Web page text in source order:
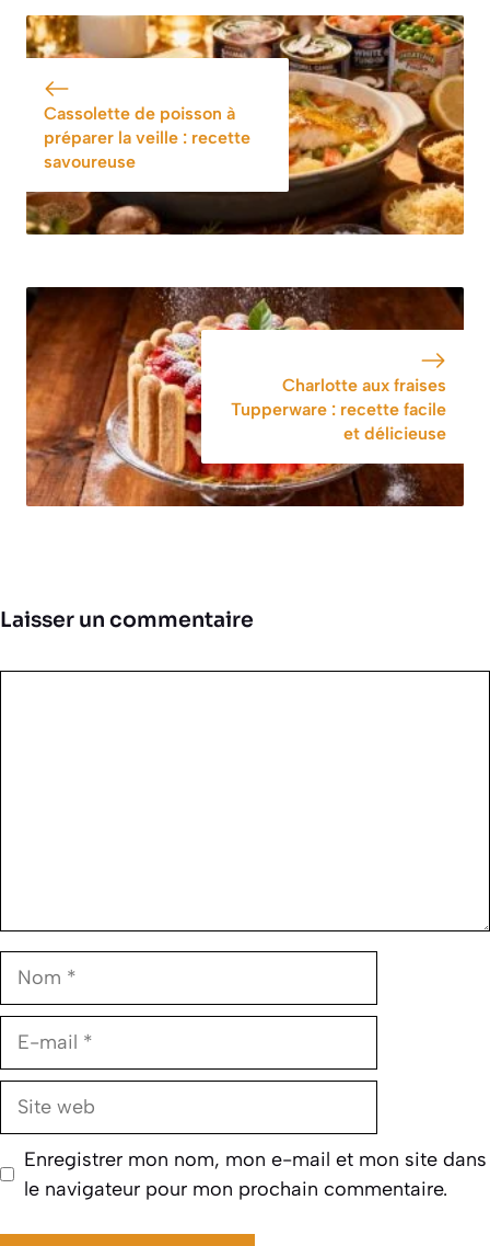
mère : recette
authentique et
savoureuse
macaron à
l’ancienne
Cassolette de poisson à
préparer la veille : recette
savoureuse
Charlotte aux fraises
Tupperware : recette facile
et délicieuse
Laisser un commentaire
Nom
E-
Site
Enregistrer mon nom, mon e-mail et mon site dans
le navigateur pour mon prochain commentaire.